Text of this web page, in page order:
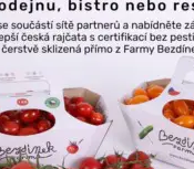
farmáři přímo
se sdružují v
Organizátor,
od kterých bude
zákazníků získá
platit za dopravu.
výrobce a pomohou jim
Více nawww.scuk.cz[:]